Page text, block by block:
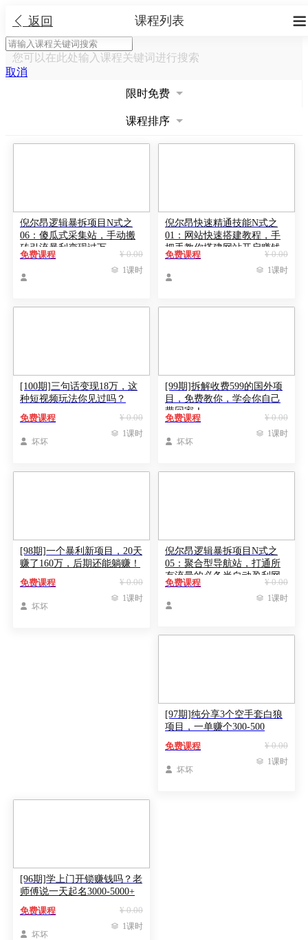
 返回 
课程列表
您可以在此处输入课程关键词进行搜索
取消
限时免费
课程排序
倪尔昂逻辑暴拆项目N式之
06：傻瓜式采集站，手动搬
砖引流暴利变现过万
¥ 0.00
免费课程

 1课时
倪尔昂快速精通技能N式之
01：网站快速搭建教程，手
把手教你搭建网站开启赚钱
之路
¥ 0.00
免费课程

 1课时
[100期]三句话变现18万，这
种短视频玩法你见过吗？
¥ 0.00
免费课程
 坏坏
 1课时
[99期]拆解收费599的国外项
目，免费教你，学会你自己
带回家！
¥ 0.00
免费课程
 坏坏
 1课时
[98期]一个暴利新项目，20天
赚了160万，后期还能躺赚！
¥ 0.00
免费课程
 坏坏
 1课时
倪尔昂逻辑暴拆项目N式之
05：聚合型导航站，打通所
有流量的必备半自动盈利网
站
¥ 0.00
免费课程

 1课时
[97期]纯分享3个空手套白狼
项目，一单赚个300-500
¥ 0.00
免费课程
 坏坏
 1课时
[96期]学上门开锁赚钱吗？老
师傅说一天起名3000-5000+
¥ 0.00
免费课程
 坏坏
 1课时